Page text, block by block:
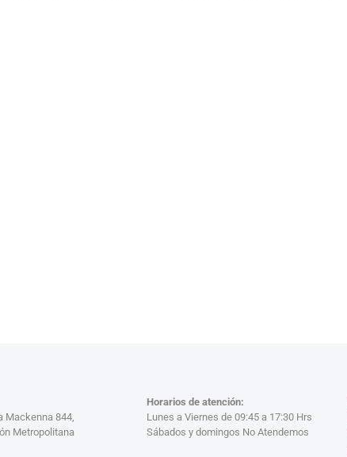
Mackenna 844,
Metropolitana
Horarios de atención:
Lunes a Viernes de 09:45 a 17:30 Hrs
Sábados y domingos No Atendemos